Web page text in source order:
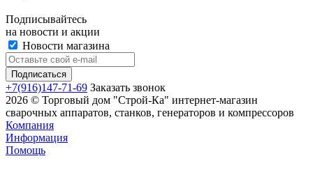
Подписывайтесь
на новости и акции
Новости магазина
+7(916)147-71-69 Заказать звонок
2026 © Торговый дом "Строй-Ка" интернет-магазин
сварочных аппаратов, станков, генераторов и компрессоров
Компания
Информация
Помощь